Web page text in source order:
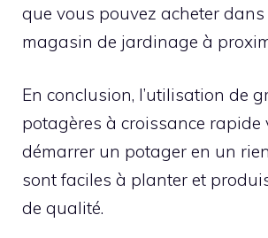
que vous pouvez acheter dans
magasin de jardinage à
En conclusion, l’utilisation de
potagères à croissance rapide
démarrer un potager en un
sont faciles à planter et
de qualité.